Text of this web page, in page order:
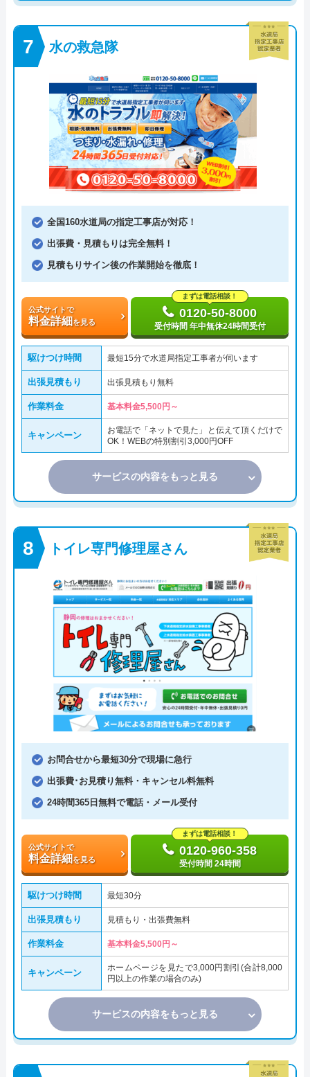
水の救急隊
全国160水道局の指定工事店が対応！
出張費・見積もりは完全無料！
見積もりサイン後の作業開始を徹底！
公式サイトで
料金詳細を見る
まずは電話相談！
0120-50-8000
受付時間 年中無休24時間受付
駆けつけ時間 最短15分で水道局指定工事者が伺います
出張見積もり 出張見積もり無料
作業料金 基本料金5,500円～
キャンペーン
お電話で「ネットで見た」と伝えて頂くだけで
OK！WEBの特別割引3,000円OFF
サービスの内容をもっと見る
トイレ専門修理屋さん
お問合せから最短30分で現場に急行
出張費･お見積り無料・キャンセル料無料
24時間365日無料で電話・メール受付
公式サイトで
料金詳細を見る
まずは電話相談！
0120-960-358
受付時間 24時間
駆けつけ時間 最短30分
出張見積もり 見積もり・出張費無料
作業料金 基本料金5,500円～
キャンペーン
ホームページを見たで3,000円割引(合計8,000
円以上の作業の場合のみ)
サービスの内容をもっと見る